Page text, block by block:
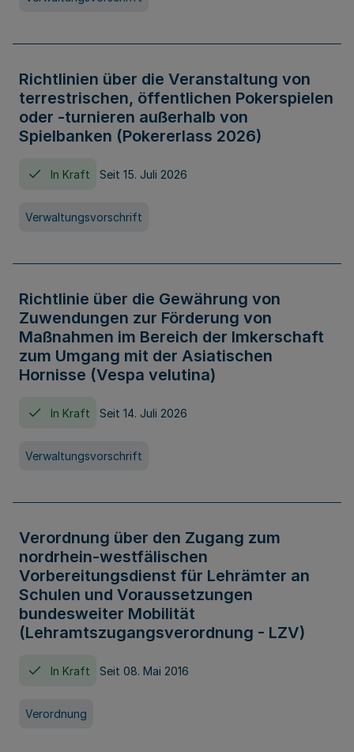
Richtlinien über die Veranstaltung von
terrestrischen, öffentlichen Pokerspielen
oder -turnieren außerhalb von
Spielbanken (Pokererlass 2026)
In Kraft Seit 15. Juli 2026
Verwaltungsvorschrift
Richtlinie über die Gewährung von
Zuwendungen zur Förderung von
Maßnahmen im Bereich der Imkerschaft
zum Umgang mit der Asiatischen
Hornisse (Vespa velutina)
In Kraft Seit 14. Juli 2026
Verwaltungsvorschrift
Verordnung über den Zugang zum
nordrhein-westfälischen
Vorbereitungsdienst für Lehrämter an
Schulen und Voraussetzungen
bundesweiter Mobilität
(Lehramtszugangsverordnung - LZV)
In Kraft Seit 08. Mai 2016
Verordnung